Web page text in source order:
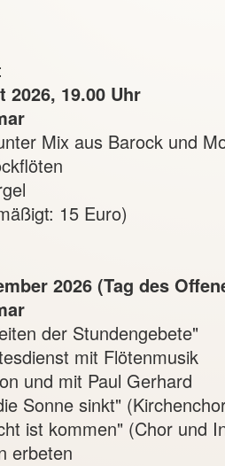
2026, 19.00 Uhr
Mix aus Barock und
15 Euro)
2026 (Tag des
der Stundengebete"
mit Flötenmusik
und mit Paul Gerhard
Sonne sinkt"
ist kommen" (Chor und
erbeten